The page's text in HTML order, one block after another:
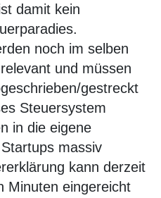
damit kein
noch im selben
und müssen
gestreckt
Steuersystem
in die eigene
massiv
kann derzeit
Minuten eingereicht